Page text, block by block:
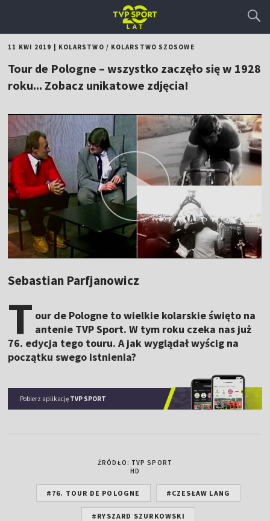
11 KWI 2019 KOLARSTWO / KOLARSTWO SZOSOWE
Tour de Pologne – wszystko zaczęło się w 1928
roku... Zobacz unikatowe zdjęcia!
Sebastian Parfjanowicz
T our de Pologne to wielkie kolarskie święto na
antenie TVP Sport. W tym roku czeka nas już
76. edycja tego touru. A jak wyglądał wyścig na
początku swego istnienia?
Pobierz aplikację TVP SPORT
ŹRÓDŁO: TVP SPORT
HD
#76. TOUR DE POLOGNE #CZESŁAW LANG
#RYSZARD SZURKOWSKI